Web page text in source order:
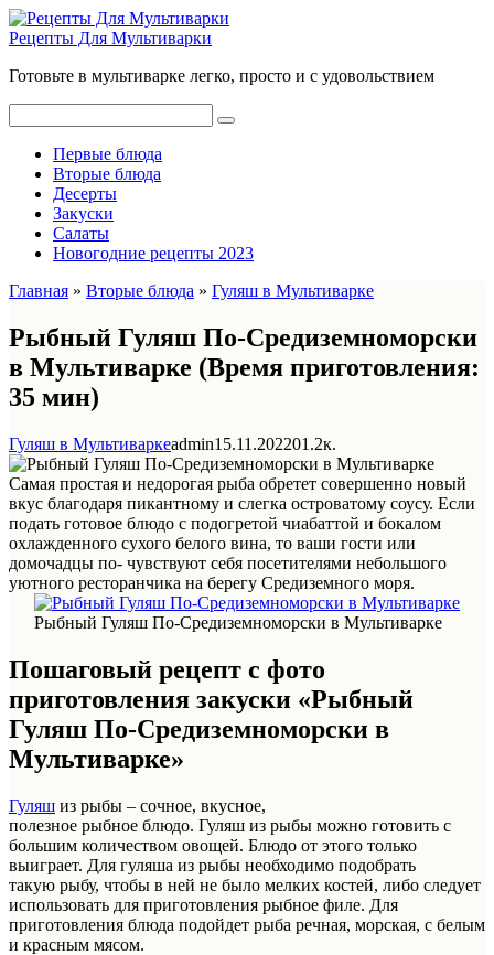
Перейти
к
Рецепты Для Мультиварки
Готовьте в мультиварке легко, просто и с удовольствием
Первые блюда
Вторые блюда
Десерты
Закуски
Салаты
Новогодние рецепты 2023
Главная » Вторые блюда » Гуляш в Мультиварке
Рыбный Гуляш По-Средиземноморски
в Мультиварке (Время приготовления:
35 мин)
Гуляш в Мультиваркеadmin15.11.202201.2к.
Самая простая и недорогая рыба обретет совершенно новый
вкус благодаря пикантному и слегка островатому соусу. Если
подать готовое блюдо с подогретой чиабаттой и бокалом
охлажденного сухого белого вина, то ваши гости или
домочадцы по- чувствуют себя посетителями небольшого
уютного ресторанчика на берегу Средиземного моря.
Рыбный Гуляш По-Средиземноморски в Мультиварке
Пошаговый рецепт с фото
приготовления закуски «Рыбный
Гуляш По-Средиземноморски в
Мультиварке»
Гуляш из рыбы – сочное, вкусное,
полезное рыбное блюдо. Гуляш из рыбы можно готовить с
большим количеством овощей. Блюдо от этого только
выиграет. Для гуляша из рыбы необходимо подобрать
такую рыбу, чтобы в ней не было мелких костей, либо следует
использовать для приготовления рыбное филе. Для
приготовления блюда подойдет рыба речная, морская, с белым
и красным мясом.